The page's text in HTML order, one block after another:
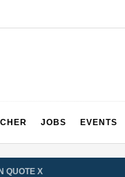
JOBS EVENTS
QUOTE X